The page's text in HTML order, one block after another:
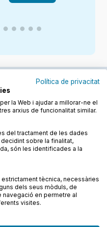
Condicions d’ús
de privadesa
FAQs
Política de privacitat
la Web i ajudar a millorar-ne el
arxius de funcionalitat similar.
del tractament de les dades
sobre la finalitat,
són les identificades a la
tècnica, necessàries
dels seus mòduls, de
navegació en permetre al
visites.